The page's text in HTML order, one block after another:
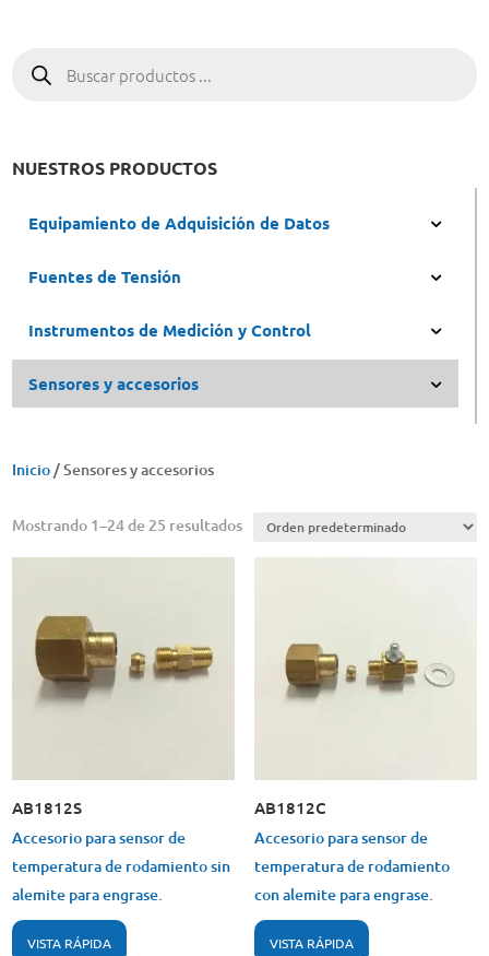
productos
NUESTROS PRODUCTOS
Equipamiento de Adquisición de Datos
Fuentes de Tensión
Instrumentos de Medición y Control
Sensores y accesorios
Inicio/ Sensores y accesorios
Mostrando 1–24 de 25 resultados
AB1812S
Accesorio para sensor de
temperatura de rodamiento sin
alemite para engrase.
VISTA RÁPIDA
AB1812C
Accesorio para sensor de
temperatura de rodamiento
con alemite para engrase.
VISTA RÁPIDA